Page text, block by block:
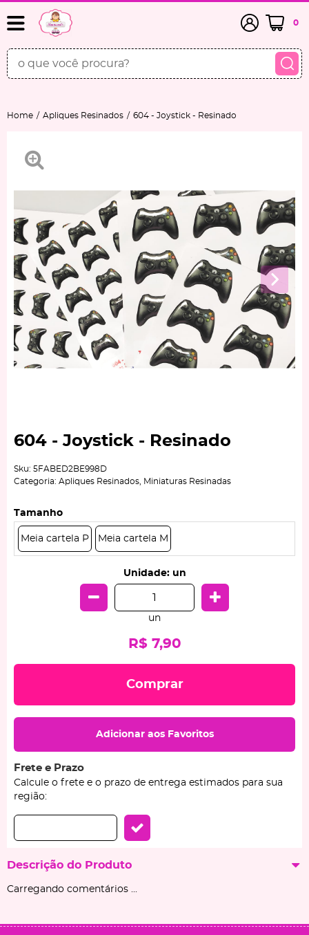
0
Home Apliques Resinados 604 - Joystick - Resinado
604 - Joystick - Resinado
Sku: 5FABED2BE998D
Categoria: Apliques Resinados Miniaturas Resinadas
Tamanho
Meia cartela P Meia cartela M
Unidade: un
un
R$ 7,90
Comprar
Adicionar aos Favoritos
Frete e Prazo
Calcule o frete e o prazo de entrega estimados para sua
região:
Descrição do Produto
Carregando comentários ...